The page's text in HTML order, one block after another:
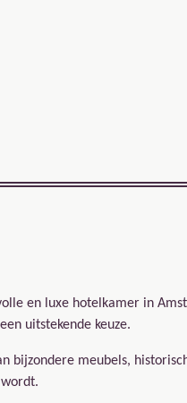
en luxe hotelkamer in
uitstekende keuze.
bijzondere meubels,